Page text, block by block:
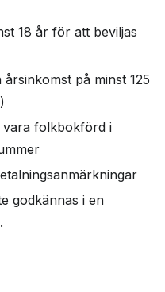
18 år för att beviljas
årsinkomst på minst 125
vara folkbokförd i
godkännas i en